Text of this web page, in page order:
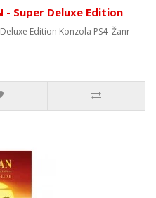
- Super Deluxe Edition
Edition Konzola PS4 Žanr